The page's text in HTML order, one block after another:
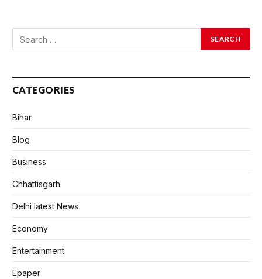
CATEGORIES
Bihar
Blog
Business
Chhattisgarh
Delhi latest News
Economy
Entertainment
Epaper